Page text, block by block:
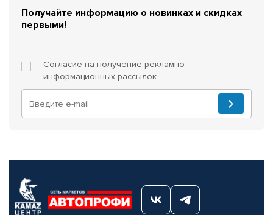
Получайте информацию о новинках и скидках
первыми!
Согласие на получение рекламно-
информационных рассылок